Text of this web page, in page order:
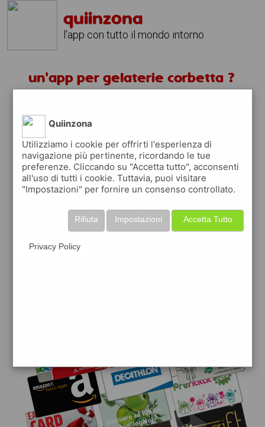
quiinzona
l'app con tutto il mondo intorno
un'app per gelaterie corbetta ?
quiinzona è una app
gratuita
che ti aiuta se cerchi 'un'app per gelaterie
corbetta ? ' e che ti premia ogni volta che
la usi
raccogli punti da convertire inbuoni sconto
o gift card
per fare la spesa, fare
Quiinzona
Utilizziamo i cookie per offrirti l'esperienza di
navigazione più pertinente, ricordando le tue
preferenze. Cliccando su "Accetta tutto", acconsenti
all'uso di tutti i cookie. Tuttavia, puoi visitare
"Impostazioni" per fornire un consenso controllato.
Accetta Tutto
Impostazioni
Rifiuta
Privacy Policy